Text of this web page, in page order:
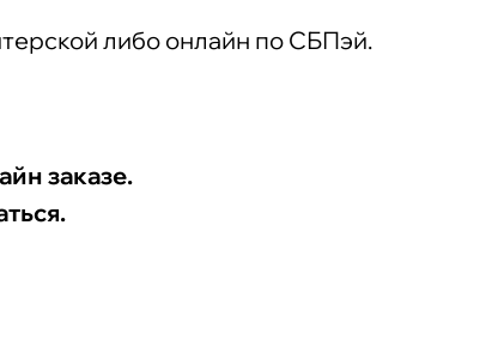
либо онлайн по СБПэй.
заказе.